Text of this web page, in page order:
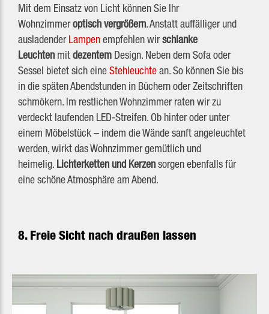
Mit dem Einsatz von Licht können Sie Ihr
Wohnzimmeroptisch vergrößern. Anstatt auffälliger und
ausladenderLampenempfehlen wirschlanke
Leuchten mitdezentem Design. Neben dem Sofa oder
Sessel bietet sich eineStehleuchtean. So können Sie bis
in die späten Abendstunden in Büchern oder Zeitschriften
schmökern. Im restlichen Wohnzimmer raten wir zu
verdeckt laufenden LED-Streifen. Ob hinter oder unter
einem Möbelstück – indem die Wände sanft angeleuchtet
werden, wirkt das Wohnzimmer gemütlich und
heimelig. Lichterketten und Kerzensorgen ebenfalls für
eine schöne Atmosphäre am Abend.
8. Freie Sicht nach draußen lassen